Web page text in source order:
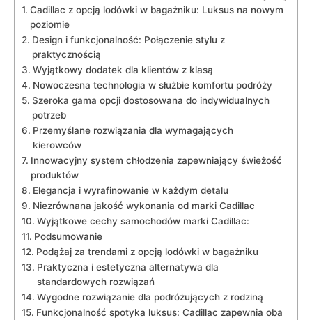
Cadillac ​z‌ opcją lodówki‍ w bagażniku:‌ Luksus ​na nowym
poziomie
Design i funkcjonalność: Połączenie‌ stylu z
praktycznością
Wyjątkowy dodatek dla klientów ‍z klasą
Nowoczesna technologia w⁣ służbie komfortu podróży
Szeroka gama⁣ opcji dostosowana do ‍indywidualnych
potrzeb
Przemyślane rozwiązania dla wymagających
kierowców
Innowacyjny system chłodzenia zapewniający ⁢świeżość
produktów
Elegancja i wyrafinowanie ‍w każdym detalu
Niezrównana​ jakość wykonania⁢ od marki Cadillac
Wyjątkowe ⁤cechy samochodów marki Cadillac:
Podsumowanie
Podążaj za trendami⁢ z opcją lodówki w bagażniku
Praktyczna i estetyczna ​alternatywa dla
standardowych ‌rozwiązań
Wygodne rozwiązanie dla⁢ podróżujących z rodziną
Funkcjonalność⁤ spotyka luksus: Cadillac zapewnia oba